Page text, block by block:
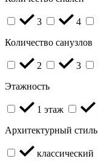
3 4
Количество санузлов
2 3
Этажность
1 этаж
Архитектурный стиль
классический